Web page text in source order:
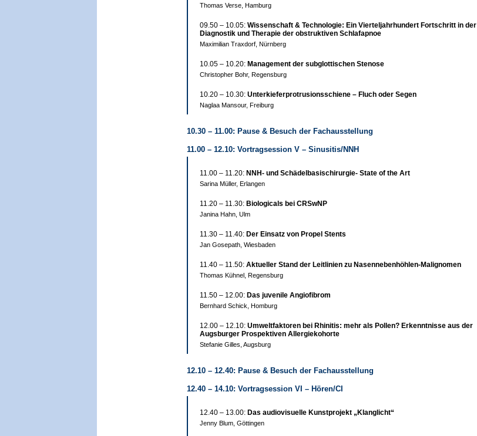
Thomas Verse, Hamburg
09.50 – 10.05: Wissenschaft & Technologie: Ein Vierteljahrhundert Fortschritt in der
Diagnostik und Therapie der obstruktiven Schlafapnoe
Maximilian Traxdorf, Nürnberg
10.05 – 10.20: Management der subglottischen Stenose
Christopher Bohr, Regensburg
10.20 – 10.30: Unterkieferprotrusionsschiene – Fluch oder Segen
Naglaa Mansour, Freiburg
10.30 – 11.00: Pause & Besuch der Fachausstellung
11.00 – 12.10: Vortragsession V – Sinusitis/NNH
11.00 – 11.20: NNH- und Schädelbasischirurgie- State of the Art
Sarina Müller, Erlangen
11.20 – 11.30: Biologicals bei CRSwNP
Janina Hahn, Ulm
11.30 – 11.40: Der Einsatz von Propel Stents
Jan Gosepath, Wiesbaden
11.40 – 11.50: Aktueller Stand der Leitlinien zu Nasennebenhöhlen-Malignomen
Thomas Kühnel, Regensburg
11.50 – 12.00: Das juvenile Angiofibrom
Bernhard Schick, Homburg
12.00 – 12.10: Umweltfaktoren bei Rhinitis: mehr als Pollen? Erkenntnisse aus der
Augsburger Prospektiven Allergiekohorte
Stefanie Gilles, Augsburg
12.10 – 12.40: Pause & Besuch der Fachausstellung
12.40 – 14.10: Vortragsession VI – Hören/CI
12.40 – 13.00: Das audiovisuelle Kunstprojekt „Klanglicht“
Jenny Blum, Göttingen